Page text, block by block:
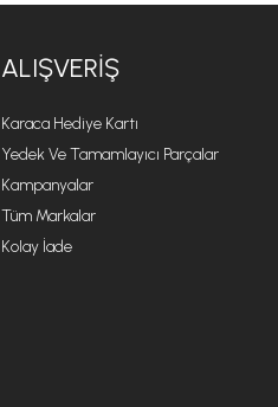
ALIŞVERIŞ
Karaca Hediye Kartı
Yedek Ve Tamamlayıcı Parçalar
Kampanyalar
Tüm Markalar
Kolay İade